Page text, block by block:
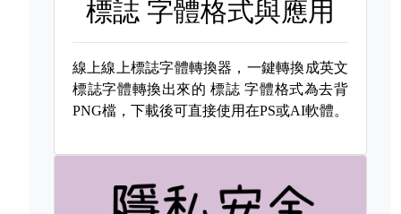
標誌 字體格式與應用
線上線上標誌字體轉換器，一鍵轉換成英文
標誌字體轉換出來的標誌 字體格式為去背
PNG檔，下載後可直接使用在PS或AI軟體。